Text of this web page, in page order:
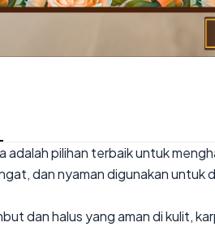
adalah pilihan terbaik untuk
dan nyaman digunakan untuk
dan halus yang aman di kulit,